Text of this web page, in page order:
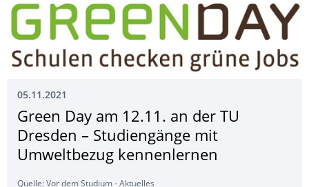
05.11.2021
Green Day am 12.11. an der TU
Dresden – Studiengänge mit
Umweltbezug kennenlernen
Quelle: Vor dem Studium - Aktuelles